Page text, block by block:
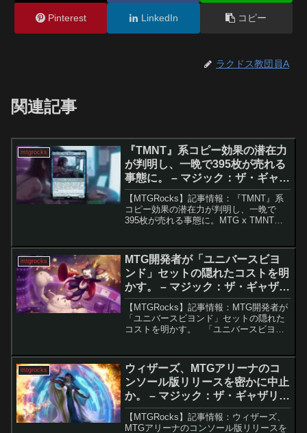
Pinterest LinkedIn コピー
ラクドス教団員A
関連記事
mtgrocks
『TMNT』系コピー効果の潜在力
が判明し、一晩で395枚が売れる
事態に。 – マジック：ザ・ギャザ
リング
【MTGRocks】記事情報：『TMNT』系
コピー効果の潜在力が判明し、一晩で
395枚が売れる事態に。MTG x TMNTに
TMNT」のプレリリースが終了し、リミ
テッド...
mtgrocks
MTG開発者が「ユニバースビヨ
ンド」セットの隠れたコストを明
かす。 – マジック：ザ・ギャザリ
ング
【MTGRocks】記事情報：MTG開発者が
「ユニバースビヨンド」セットの隠れた
コストを明かす。 「ユニバースビヨン
巻き起こしてきました。しかし、F...
mtgrocks
ウィザーズ、MTGアリーナのコ
ンソール版リリースを密かに中止
か。 – マジック：ザ・ギャザリン
グ
【MTGRocks】記事情報：ウィザーズ、
MTGアリーナのコンソール版リリースを